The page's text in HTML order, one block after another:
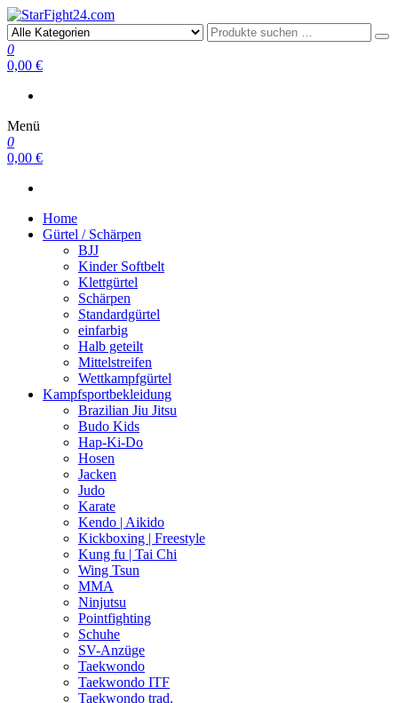
StarFight24.com
Kampfsportartikel
0
0,00 €
Menü
0
0,00 €
Home
Gürtel / Schärpen
BJJ
Kinder Softbelt
Klettgürtel
Schärpen
Standardgürtel
einfarbig
Halb geteilt
Mittelstreifen
Wettkampfgürtel
Kampfsportbekleidung
Brazilian Jiu Jitsu
Budo Kids
Hap-Ki-Do
Hosen
Jacken
Judo
Karate
Kendo | Aikido
Kickboxing | Freestyle
Kung fu | Tai Chi
Wing Tsun
MMA
Ninjutsu
Pointfighting
Schuhe
SV-Anzüge
Taekwondo
Taekwondo ITF
Taekwondo trad.